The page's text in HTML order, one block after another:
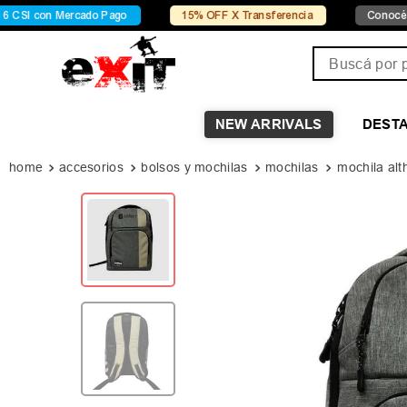
Pago 15% OFF X Transferencia Conocé Chelsea
NEW ARRIVALS
accesorios bolsos y mochilas mochilas mochila